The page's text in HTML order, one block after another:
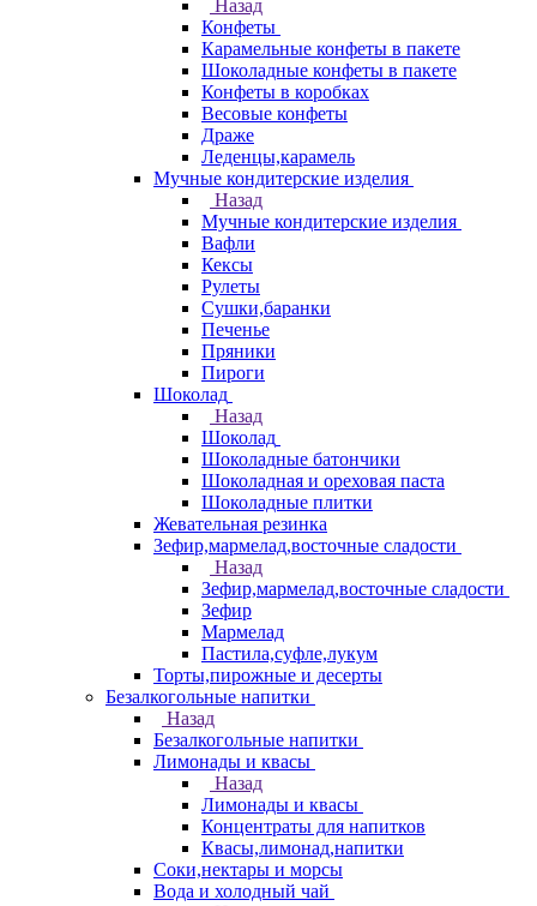
Назад
Конфеты
Карамельные конфеты в пакете
Шоколадные конфеты в пакете
Конфеты в коробках
Весовые конфеты
Драже
Леденцы,карамель
Мучные кондитерские изделия
Назад
Мучные кондитерские изделия
Вафли
Кексы
Рулеты
Сушки,баранки
Печенье
Пряники
Пироги
Шоколад
Назад
Шоколад
Шоколадные батончики
Шоколадная и ореховая паста
Шоколадные плитки
Жевательная резинка
Зефир,мармелад,восточные сладости
Назад
Зефир,мармелад,восточные сладости
Зефир
Мармелад
Пастила,суфле,лукум
Торты,пирожные и десерты
Безалкогольные напитки
Назад
Безалкогольные напитки
Лимонады и квасы
Назад
Лимонады и квасы
Концентраты для напитков
Квасы,лимонад,напитки
Соки,нектары и морсы
Вода и холодный чай